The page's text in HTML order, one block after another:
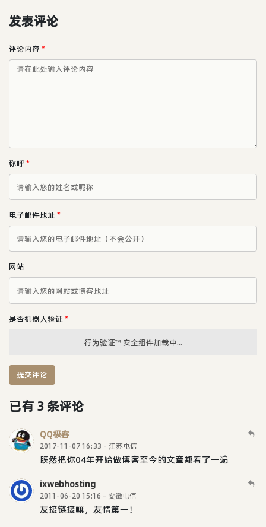
发表评论
评论内容 *
称呼*
电子邮件地址 *
网站
是否机器人验证 *
行为验证™ 安全组件加载中...
提交评论
已有 3 条评论
QQ极客
2017-11-07 16:33 - 江苏电信
既然把你04年开始做博客至今的文章都看了一遍
ixwebhosting
2011-06-20 15:16 - 安徽电信
友接链接嘛，友情第一！